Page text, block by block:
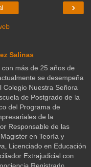
›
Salinas
más de 25 años de
se desempeña
Colegio Nuestra Señora
de Postgrado de la
del Programa de
de la
Responsable de las
en Teoría y
Licenciado en Educación
Extrajudicial con